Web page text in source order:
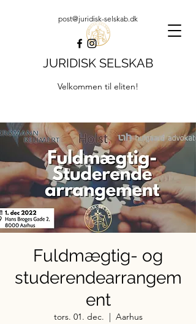
JURIDISK SELSKAB
Velkommen til eliten!
post@juridisk-selskab.dk
Fuldmægtig- og
studerendearrangem
ent
tors. 01. dec.
  |
Aarhus